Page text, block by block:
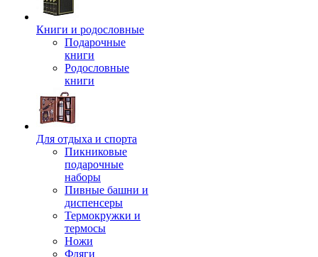
Книги и родословные
Подарочные
книги
Родословные
книги
Для отдыха и спорта
Пикниковые
подарочные
наборы
Пивные башни и
диспенсеры
Термокружки и
термосы
Ножи
Фляги